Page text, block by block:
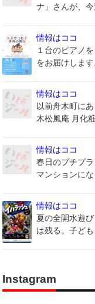
ナ」さんが、今
情報はココ
１台のピアノ
をお届けします
情報はココ
以前舟木町に
木松風庵 月化粧
情報はココ
春日のプチプ
マンションにな
情報はココ
夏の全開水遊
は残る。子ども
Instagram